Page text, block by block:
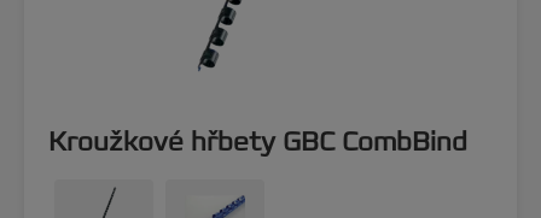
Kroužkové hřbety GBC CombBind